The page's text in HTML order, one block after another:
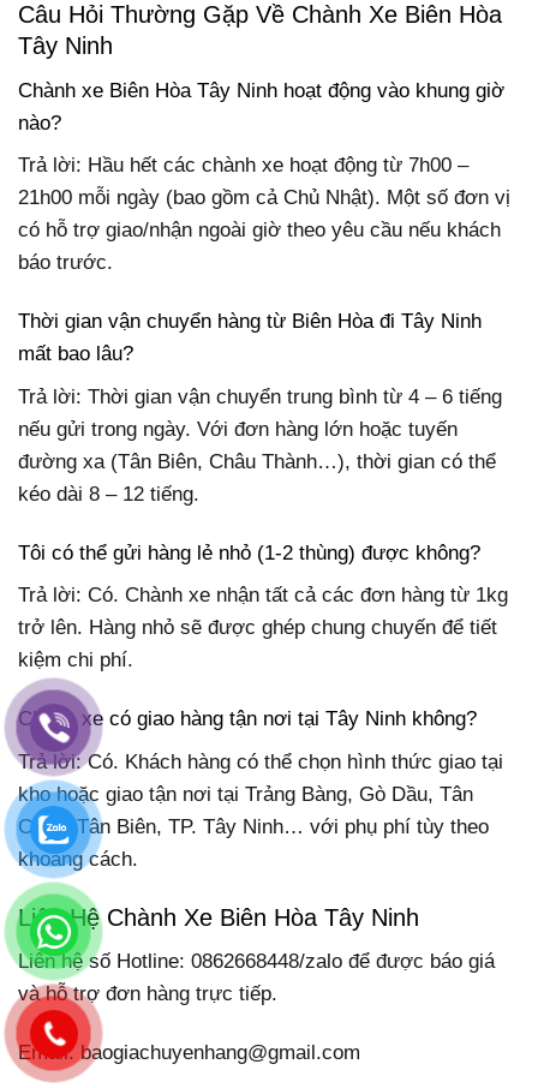
Câu Hỏi Thường Gặp Về Chành Xe Biên Hòa
Tây Ninh
Chành xe Biên Hòa Tây Ninh hoạt động vào khung giờ
nào?
Trả lời: Hầu hết các chành xe hoạt động từ 7h00 –
21h00 mỗi ngày (bao gồm cả Chủ Nhật). Một số đơn vị
có hỗ trợ giao/nhận ngoài giờ theo yêu cầu nếu khách
báo trước.
Thời gian vận chuyển hàng từ Biên Hòa đi Tây Ninh
mất bao lâu?
Trả lời: Thời gian vận chuyển trung bình từ 4 – 6 tiếng
nếu gửi trong ngày. Với đơn hàng lớn hoặc tuyến
đường xa (Tân Biên, Châu Thành…), thời gian có thể
kéo dài 8 – 12 tiếng.
Tôi có thể gửi hàng lẻ nhỏ (1-2 thùng) được không?
Trả lời: Có. Chành xe nhận tất cả các đơn hàng từ 1kg
trở lên. Hàng nhỏ sẽ được ghép chung chuyến để tiết
kiệm chi phí.
Chành xe có giao hàng tận nơi tại Tây Ninh không?
Trả lời: Có. Khách hàng có thể chọn hình thức giao tại
kho hoặc giao tận nơi tại Trảng Bàng, Gò Dầu, Tân
Châu, Tân Biên, TP. Tây Ninh… với phụ phí tùy theo
khoảng cách.
Liên Hệ Chành Xe Biên Hòa Tây Ninh
Liên hệ số Hotline: 0862668448/zalo để được báo giá
và hỗ trợ đơn hàng trực tiếp.
Email: baogiachuyenhang@gmail.com